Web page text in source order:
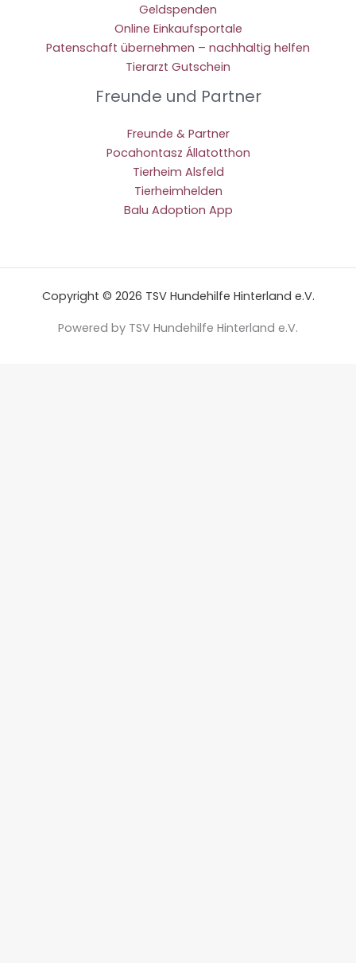
Geldspenden
Online Einkaufsportale
Patenschaft übernehmen – nachhaltig helfen
Tierarzt Gutschein
Freunde und Partner
Freunde & Partner
Pocahontasz Állatotthon
Tierheim Alsfeld
Tierheimhelden
Balu Adoption App
Copyright © 2026 TSV Hundehilfe Hinterland e.V.
Powered by TSV Hundehilfe Hinterland e.V.